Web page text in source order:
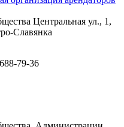
Центральная ул., 1,
Славянка
79-36